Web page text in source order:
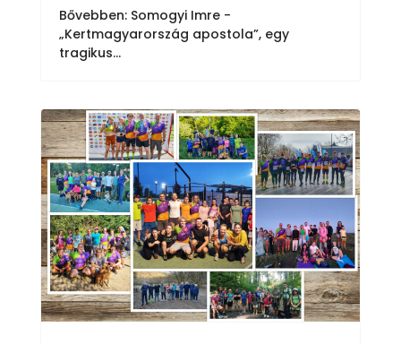
Bővebben: Somogyi Imre -
„Kertmagyarország apostola”, egy
tragikus...